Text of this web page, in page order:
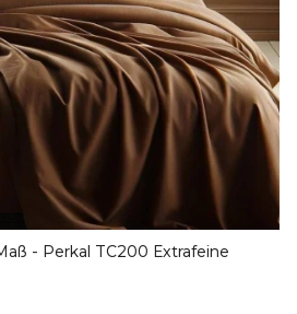
- Perkal TC200 Extrafeine